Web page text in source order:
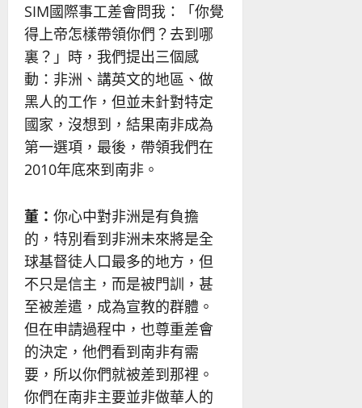
SIM國際事工差會問我：「你覺
得上帝怎樣帶領你們？去到哪
裏？」時，我們提出三個感
動：非洲、講英文的地區、做
黑人的工作，但並未針對特定
國家，沒想到，結果南非成為
第一選項，最後，帶領我們在
2010年底來到南非。
董： 你心中對非洲是有負擔
的，特別看到非洲未來將是全
球基督徒人口最多的地方，但
不只是信主，而是被門訓，甚
至被差遣，成為宣教的群體。
但在申請過程中，也尊重差會
的決定，他們看到南非有需
要，所以你們就被差到那裡。
你們在南非主要並非做華人的